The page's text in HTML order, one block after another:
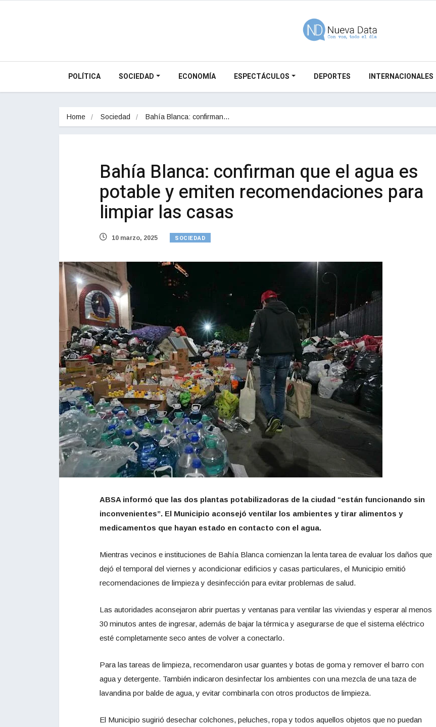
POLÍTICA SOCIEDAD ECONOMÍA ESPECTÁCULOS DEPORTES INTERNACIONALES
Home Sociedad Bahía Blanca: confirman…
Bahía Blanca: confirman que el agua es
potable y emiten recomendaciones para
limpiar las casas
10 marzo, 2025 SOCIEDAD
ABSA informó que las dos plantas potabilizadoras de la ciudad “están funcionando sin
inconvenientes”. El Municipio aconsejó ventilar los ambientes y tirar alimentos y
medicamentos que hayan estado en contacto con el agua.
Mientras vecinos e instituciones de Bahía Blanca comienzan la lenta tarea de evaluar los daños que
dejó el temporal del viernes y acondicionar edificios y casas particulares, el Municipio emitió
recomendaciones de limpieza y desinfección para evitar problemas de salud.
Las autoridades aconsejaron abrir puertas y ventanas para ventilar las viviendas y esperar al menos
30 minutos antes de ingresar, además de bajar la térmica y asegurarse de que el sistema eléctrico
esté completamente seco antes de volver a conectarlo.
Para las tareas de limpieza, recomendaron usar guantes y botas de goma y remover el barro con
agua y detergente. También indicaron desinfectar los ambientes con una mezcla de una taza de
lavandina por balde de agua, y evitar combinarla con otros productos de limpieza.
El Municipio sugirió desechar colchones, peluches, ropa y todos aquellos objetos que no puedan